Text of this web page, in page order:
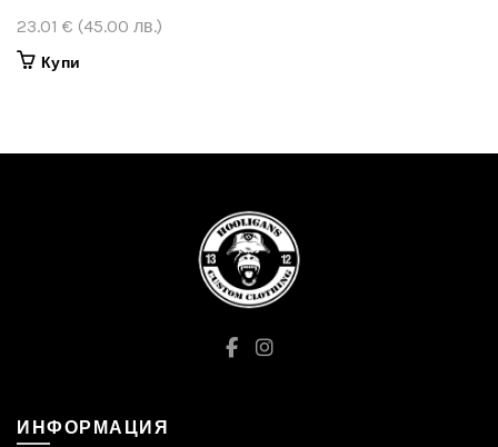
23.01 € (45.00 лв.)
Купи
ИНФОРМАЦИЯ